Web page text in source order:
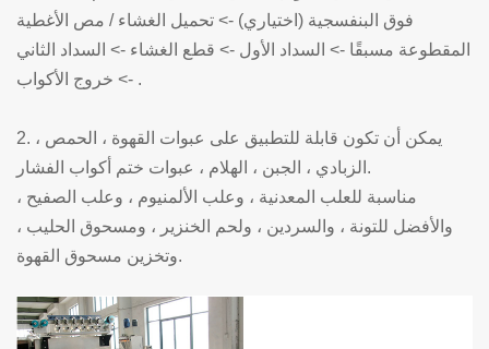
فوق البنفسجية (اختياري) -> تحميل الغشاء / مص الأغطية
المقطوعة مسبقًا -> السداد الأول -> قطع الغشاء -> السداد الثاني
-> خروج الأكواب .
2. يمكن أن تكون قابلة للتطبيق على عبوات القهوة ، الحمص ،
الزبادي ، الجبن ، الهلام ، عبوات ختم أكواب الفشار.
مناسبة للعلب المعدنية ، وعلب الألمنيوم ، وعلب الصفيح ،
والأفضل للتونة ، والسردين ، ولحم الخنزير ، ومسحوق الحليب ،
وتخزين مسحوق القهوة.